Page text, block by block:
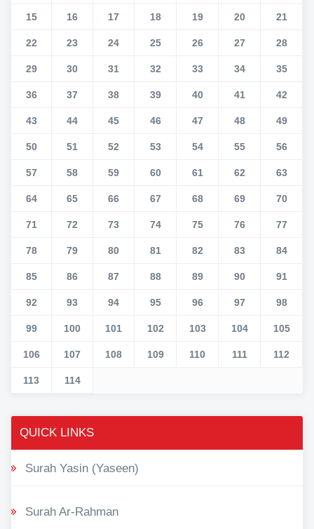
15 16 17 18 19 20 21
22 23 24 25 26 27 28
29 30 31 32 33 34 35
36 37 38 39 40 41 42
43 44 45 46 47 48 49
50 51 52 53 54 55 56
57 58 59 60 61 62 63
64 65 66 67 68 69 70
71 72 73 74 75 76 77
78 79 80 81 82 83 84
85 86 87 88 89 90 91
92 93 94 95 96 97 98
99 100 101 102 103 104 105
106 107 108 109 110 111 112
113 114
QUICK LINKS
Surah Yasin (Yaseen)
Surah Ar-Rahman